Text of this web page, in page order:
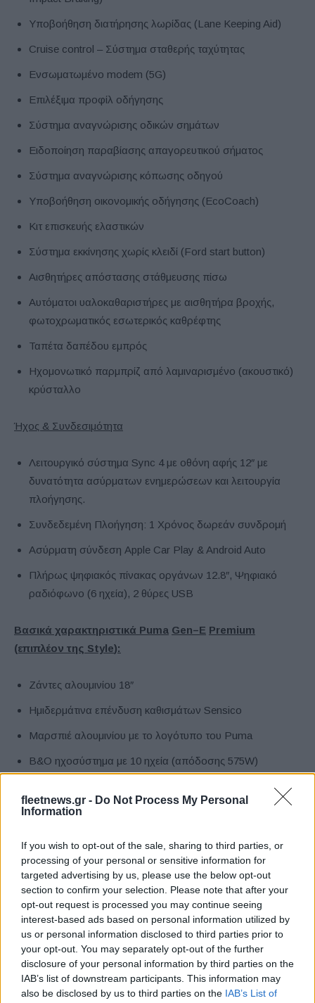
fleetnews.gr - Do Not Process My Personal
Information
If you wish to opt-out of the sale, sharing to third parties, or
processing of your personal or sensitive information for
targeted advertising by us, please use the below opt-out
section to confirm your selection. Please note that after your
opt-out request is processed you may continue seeing
interest-based ads based on personal information utilized by
us or personal information disclosed to third parties prior to
your opt-out. You may separately opt-out of the further
disclosure of your personal information by third parties on the
IAB’s list of downstream participants. This information may
also be disclosed by us to third parties on the IAB’s List of
Υποβοήθηση διατήρησης λωρίδας (Lane Keeping Aid)
Cruise control – Σύστημα σταθερής ταχύτητας
Ενσωματωμένο modem (5G)
Επιλέξιμα προφίλ οδήγησης
Σύστημα αναγνώρισης οδικών σημάτων
Ειδοποίηση παραβίασης απαγορευτικού σήματος
Σύστημα αναγνώρισης κόπωσης οδηγού
Υποβοήθηση οικονομικής οδήγησης (EcoCoach)
Κιτ επισκευής ελαστικών
Σύστημα εκκίνησης χωρίς κλειδί (Ford start button)
Αισθητήρες απόστασης στάθμευσης πίσω
Αυτόματοι υαλοκαθαριστήρες με αισθητήρα βροχής,
φωτοχρωματικός εσωτερικός καθρέφτης
Ταπέτα δαπέδου εμπρός
Ηχομονωτικό παρμπρίζ από λαμιναρισμένο (ακουστικό)
κρύσταλλο
Ήχος & Συνδεσιμότητα
Λειτουργικό σύστημα Sync 4 με οθόνη αφής 12″ με
δυνατότητα ασύρματων ενημερώσεων και λειτουργία
πλοήγησης.
Συνδεδεμένη Πλοήγηση: 1 Χρόνος δωρεάν συνδρομή
Ασύρματη σύνδεση Apple Car Play & Android Auto
Πλήρως ψηφιακός πίνακας οργάνων 12.8″, Ψηφιακό
ραδιόφωνο (6 ηχεία), 2 θύρες USB
Βασικά χαρακτηριστικά Puma Gen–E Premium
(επιπλέον της Style):
Ζάντες αλουμινίου 18″
Ημιδερμάτινα επένδυση καθισμάτων Sensico
Μαρσπιέ αλουμινίου με το λογότυπο του Puma
B&O ηχοσύστημα με 10 ηχεία (απόδοσης 575W)
Κατευθυντικοί προβολείς Matrix LED με αντιθαμβωτική
Ηλεκτρικά αναδιπλούμενοι καθρέφτες με το φωτισμό που
προβάλουν το λογότυπο του Puma στο έδαφος
Σύστημα εισόδου χωρίς κλειδί (Keyless Entry)
Εύκολη απόκτηση με μοναδικές προϋποθέσεις
Όλοι οι πελάτες μπορούν τώρα να αποκτήσουν άμεσα το
νέο Ford Puma Gen-E με μόλις 26.906€.